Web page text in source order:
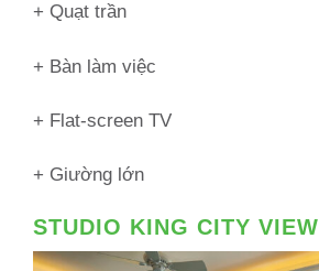
+ Quạt trần
+ Bàn làm việc
+ Flat-screen TV
+ Giường lớn
STUDIO KING CITY VIEW